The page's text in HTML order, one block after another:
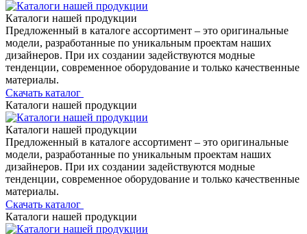
Каталоги нашей продукции
Предложенный в каталоге ассортимент – это оригинальные
модели, разработанные по уникальным проектам наших
дизайнеров. При их создании задействуются модные
тенденции, современное оборудование и только качественные
материалы.
Скачать каталог
Каталоги нашей продукции
Каталоги нашей продукции
Предложенный в каталоге ассортимент – это оригинальные
модели, разработанные по уникальным проектам наших
дизайнеров. При их создании задействуются модные
тенденции, современное оборудование и только качественные
материалы.
Скачать каталог
Каталоги нашей продукции